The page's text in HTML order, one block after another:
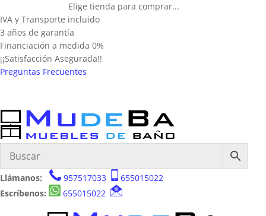
Elige tienda para comprar...
IVA y Transporte incluido
3 años de garantía
Financiación a medida 0%
¡¡Satisfacción Asegurada!!
Preguntas Frecuentes
Llámanos: 957517033
655015022
Escríbenos:
655015022